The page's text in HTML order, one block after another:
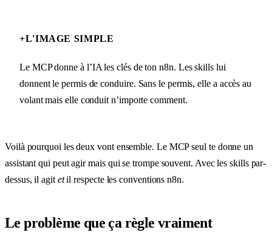
+L'IMAGE SIMPLE
Le MCP donne à l’IA les clés de ton n8n. Les skills lui
donnent le permis de conduire. Sans le permis, elle a accès au
volant mais elle conduit n’importe comment.
Voilà pourquoi les deux vont ensemble. Le MCP seul te donne un
assistant qui peut agir mais qui se trompe souvent. Avec les skills par-
dessus, il agit etil respecte les conventions n8n.
Le problème que ça règle vraiment